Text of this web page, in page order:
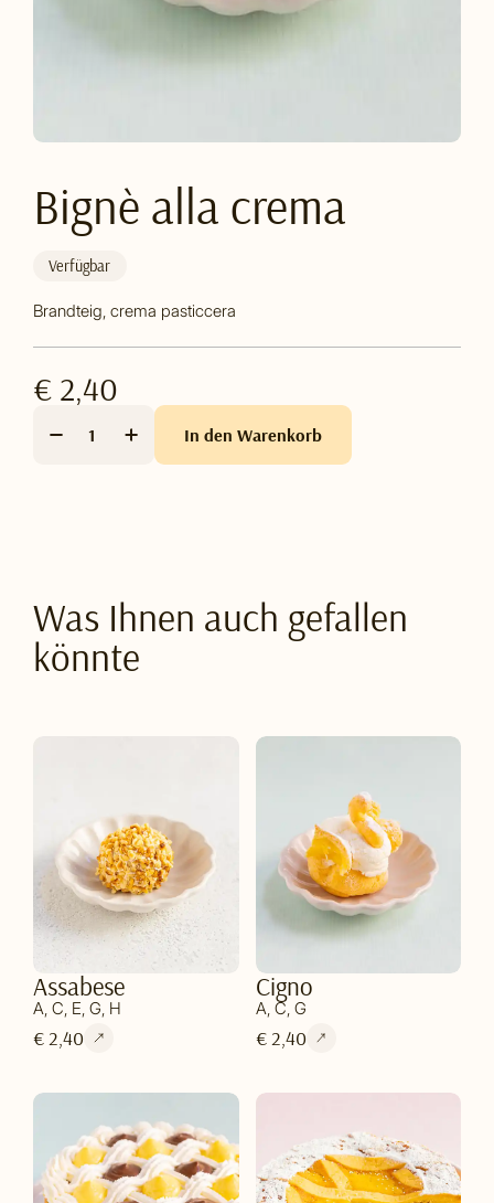
Bignè alla crema
Verfügbar
Brandteig, crema pasticcera
€ 2,40
In den Warenkorb
Was Ihnen auch gefallen
könnte
Assabese
A, C, E, G, H
€ 2,40
Cigno
A, C, G
€ 2,40